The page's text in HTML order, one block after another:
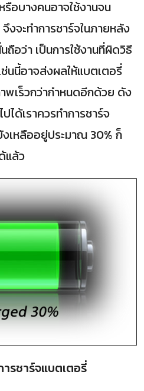
รือบางคนอาจใช้งานจน
งจะทำการชาร์จในภายหลัง
อว่า เป็นการใช้งานที่ผิดวิธี
ช่นนี้อาจส่งผลให้แบตเตอรี่
พเร็วกว่ากำหนดอีกด้วย ดัง
ได้เราควรทำการชาร์จ
เหลืออยู่ประมาณ 30% ก็
แล้ว
รชาร์จแบตเตอรี่